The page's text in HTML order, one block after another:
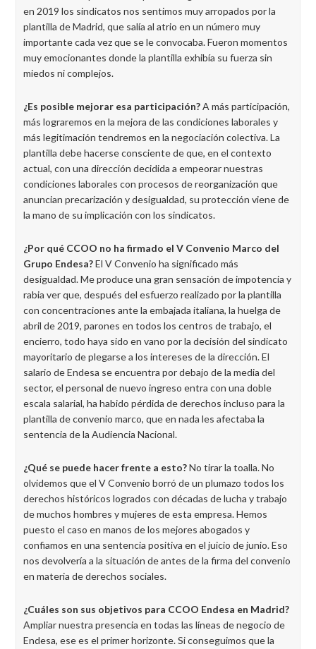
en 2019 los sindicatos nos sentimos muy arropados por la
plantilla de Madrid, que salía al atrio en un número muy
importante cada vez que se le convocaba. Fueron momentos
muy emocionantes donde la plantilla exhibía su fuerza sin
miedos ni complejos.
¿Es posible mejorar esa participación?A más participación,
más lograremos en la mejora de las condiciones laborales y
más legitimación tendremos en la negociación colectiva. La
plantilla debe hacerse consciente de que, en el contexto
actual, con una dirección decidida a empeorar nuestras
condiciones laborales con procesos de reorganización que
anuncian precarización y desigualdad, su protección viene de
la mano de su implicación con los sindicatos.
¿Por qué CCOO no ha firmado el V Convenio Marco del
Grupo Endesa?El V Convenio ha significado más
desigualdad. Me produce una gran sensación de impotencia y
rabia ver que, después del esfuerzo realizado por la plantilla
con concentraciones ante la embajada italiana, la huelga de
abril de 2019, parones en todos los centros de trabajo, el
encierro, todo haya sido en vano por la decisión del sindicato
mayoritario de plegarse a los intereses de la dirección. El
salario de Endesa se encuentra por debajo de la media del
sector, el personal de nuevo ingreso entra con una doble
escala salarial, ha habido pérdida de derechos incluso para la
plantilla de convenio marco, que en nada les afectaba la
sentencia de la Audiencia Nacional.
¿Qué se puede hacer frente a esto?No tirar la toalla. No
olvidemos que el V Convenio borró de un plumazo todos los
derechos históricos logrados con décadas de lucha y trabajo
de muchos hombres y mujeres de esta empresa. Hemos
puesto el caso en manos de los mejores abogados y
confiamos en una sentencia positiva en el juicio de junio. Eso
nos devolvería a la situación de antes de la firma del convenio
en materia de derechos sociales.
¿Cuáles son sus objetivos para CCOO Endesa en Madrid?
Ampliar nuestra presencia en todas las líneas de negocio de
Endesa, ese es el primer horizonte. Si conseguimos que la